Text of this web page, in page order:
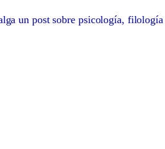
un post sobre psicología,